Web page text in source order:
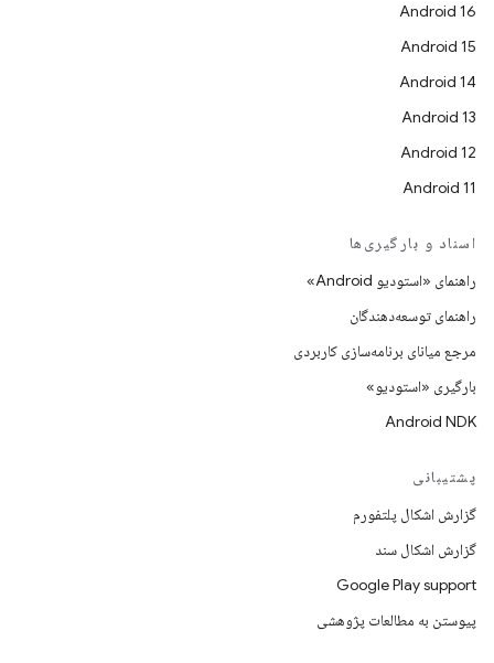
Android 16
Android 15
Android 14
Android 13
Android 12
Android 11
اسناد و بارگیری‌ها
راهنمای «استودیو Android»
راهنمای توسعه‌دهندگان
مرجع میانای برنامه‌سازی کاربردی
بارگیری «استودیو»
Android NDK
پشتیبانی
گزارش اشکال پلتفورم
گزارش اشکال سند
Google Play support
پیوستن به مطالعات پژوهشی